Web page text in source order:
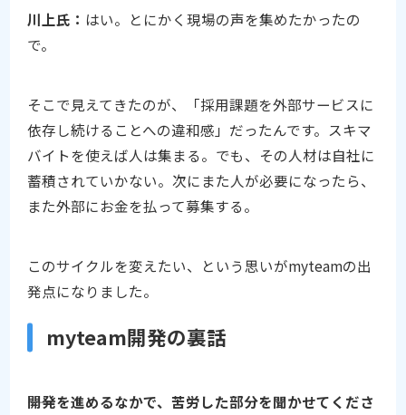
川上氏： はい。とにかく現場の声を集めたかったの
で。
そこで見えてきたのが、「採用課題を外部サービスに
依存し続けることへの違和感」だったんです。スキマ
バイトを使えば人は集まる。でも、その人材は自社に
蓄積されていかない。次にまた人が必要になったら、
また外部にお金を払って募集する。
このサイクルを変えたい、という思いがmyteamの出
発点になりました。
myteam開発の裏話
――開発を進めるなかで、苦労した部分を聞かせてくださ